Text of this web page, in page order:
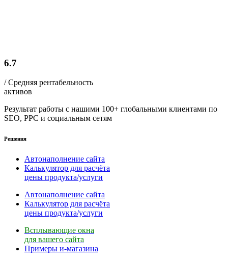
6.7
/ Средняя рентабельность
активов
Результат работы с нашими 100+ глобальными клиентами по
SEO, PPC и социальным сетям
Решения
Автонаполнение сайта
Калькулятор для расчёта
цены продукта/услуги
Автонаполнение сайта
Калькулятор для расчёта
цены продукта/услуги
Всплывающие окна
для вашего сайта
Примеры и-магазина